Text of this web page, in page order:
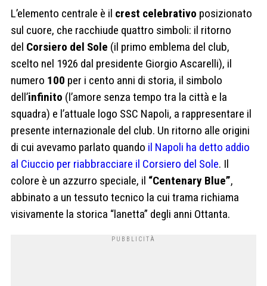
L’elemento centrale è il crest celebrativo posizionato
sul cuore, che racchiude quattro simboli: il ritorno
del Corsiero del Sole (il primo emblema del club,
scelto nel 1926 dal presidente Giorgio Ascarelli), il
numero 100 per i cento anni di storia, il simbolo
dell’infinito (l’amore senza tempo tra la città e la
squadra) e l’attuale logo SSC Napoli, a rappresentare il
presente internazionale del club. Un ritorno alle origini
di cui avevamo parlato quando il Napoli ha detto addio
al Ciuccio per riabbracciare il Corsiero del Sole. Il
colore è un azzurro speciale, il “Centenary Blue”,
abbinato a un tessuto tecnico la cui trama richiama
visivamente la storica “lanetta” degli anni Ottanta.